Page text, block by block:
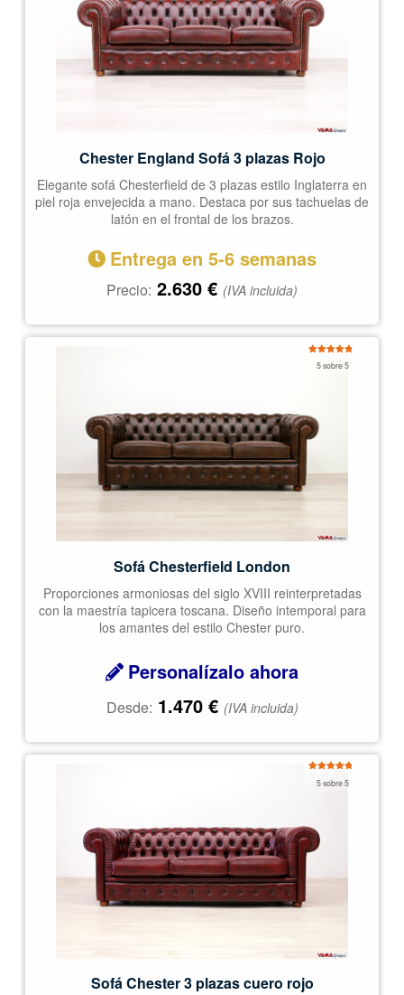
Chester England Sofá 3 plazas Rojo
Elegante sofá Chesterfield de 3 plazas estilo Inglaterra en
piel roja envejecida a mano. Destaca por sus tachuelas de
latón en el frontal de los brazos.
Entrega en 5-6 semanas
Precio: 2.630 € (IVA incluida)
5 sobre 5
Sofá Chesterfield London
Proporciones armoniosas del siglo XVIII reinterpretadas
con la maestría tapicera toscana. Diseño intemporal para
los amantes del estilo Chester puro.
Personalízalo ahora
Desde: 1.470 € (IVA incluida)
5 sobre 5
Sofá Chester 3 plazas cuero rojo